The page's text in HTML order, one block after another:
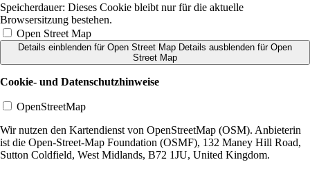
Speicherdauer: Dieses Cookie bleibt nur für die aktuelle
Browsersitzung bestehen.
Open Street Map
Details einblenden für Open Street Map Details ausblenden für Open
Street Map
Cookie- und Datenschutzhinweise
OpenStreetMap
Wir nutzen den Kartendienst von OpenStreetMap (OSM). Anbieterin
ist die Open-Street-Map Foundation (OSMF), 132 Maney Hill Road,
Sutton Coldfield, West Midlands, B72 1JU, United Kingdom.